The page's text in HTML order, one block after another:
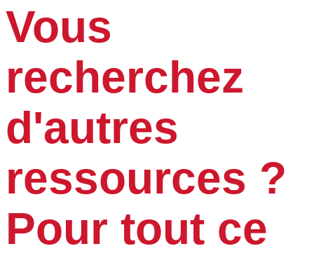
Vous
recherchez
d'autres
ressources ?
Pour tout ce